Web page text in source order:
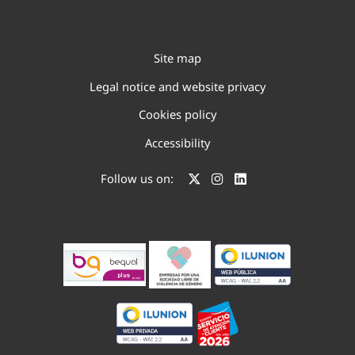
Site map
Legal notice and website privacy
Cookies policy
Accessibility
Follow us on: